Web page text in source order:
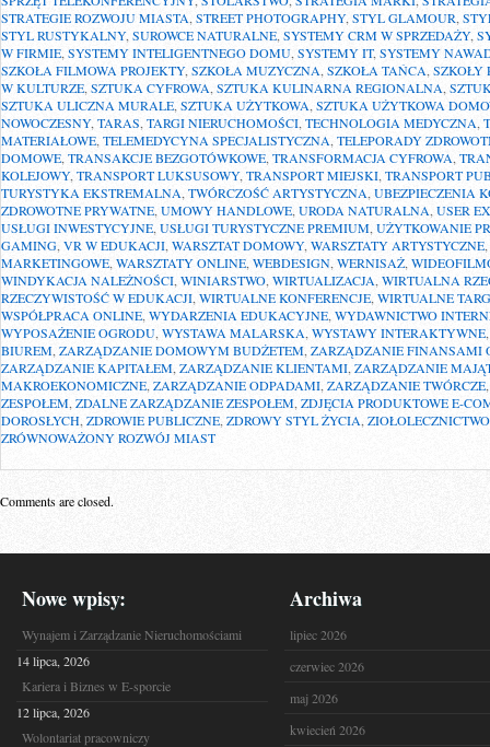
STRATEGIE ROZWOJU MIASTA, STREET PHOTOGRAPHY, STYL GLAMOUR
STYL RUSTYKALNY, SUROWCE NATURALNE SYSTEMY CRM W SPRZEDAŻY,
W FIRMIE SYSTEMY INTELIGENTNEGO DOMU SYSTEMY IT, SYSTEMY
SZKOŁA FILMOWA PROJEKTY, SZKOŁA MUZYCZNA, SZKOŁA TAŃCA SZKOŁY
W KULTURZE SZTUKA CYFROWA SZTUKA KULINARNA REGIONALNA,
SZTUKA ULICZNA MURALE SZTUKA UŻYTKOWA SZTUKA UŻYTKOWA
NOWOCZESNY, TARAS TARGI NIERUCHOMOŚCI TECHNOLOGIA MEDYCZNA
MATERIAŁOWE TELEMEDYCYNA SPECJALISTYCZNA, TELEPORADY
DOMOWE TRANSAKCJE BEZGOTÓWKOWE TRANSFORMACJA CYFROWA,
KOLEJOWY, TRANSPORT LUKSUSOWY, TRANSPORT MIEJSKI TRANSPORT
TURYSTYKA EKSTREMALNA TWÓRCZOŚĆ ARTYSTYCZNA UBEZPIECZENIA
ZDROWOTNE PRYWATNE UMOWY HANDLOWE URODA NATURALNA USER
USŁUGI INWESTYCYJNE, USŁUGI TURYSTYCZNE PREMIUM UŻYTKOWANIE
GAMING VR W EDUKACJI WARSZTAT DOMOWY, WARSZTATY ARTYSTYCZNE
MARKETINGOWE WARSZTATY ONLINE WEBDESIGN WERNISAŻ
WINDYKACJA NALEŻNOŚCI WINIARSTWO WIRTUALIZACJA WIRTUALNA
RZECZYWISTOŚĆ W EDUKACJI, WIRTUALNE KONFERENCJE WIRTUALNE
WSPÓŁPRACA ONLINE WYDARZENIA EDUKACYJNE WYDAWNICTWO
WYPOSAŻENIE OGRODU, WYSTAWA MALARSKA WYSTAWY INTERAKTYWNE
BIUREM ZARZĄDZANIE DOMOWYM BUDŻETEM, ZARZĄDZANIE FINANSAMI
ZARZĄDZANIE KAPITAŁEM ZARZĄDZANIE KLIENTAMI ZARZĄDZANIE
MAKROEKONOMICZNE, ZARZĄDZANIE ODPADAMI ZARZĄDZANIE TWÓRCZE
ZESPOŁEM, ZDALNE ZARZĄDZANIE ZESPOŁEM ZDJĘCIA PRODUKTOWE E-
DOROSŁYCH, ZDROWIE PUBLICZNE ZDROWY STYL ŻYCIA, ZIOŁOLECZNICTWO
ZRÓWNOWAŻONY ROZWÓJ MIAST
Comments are closed.
Nowe wpisy:
Wynajem i Zarządzanie Nieruchomościami
14 lipca, 2026
Kariera i Biznes w E-sporcie
12 lipca, 2026
Wolontariat pracowniczy
Archiwa
lipiec 2026
czerwiec 2026
maj 2026
kwiecień 2026